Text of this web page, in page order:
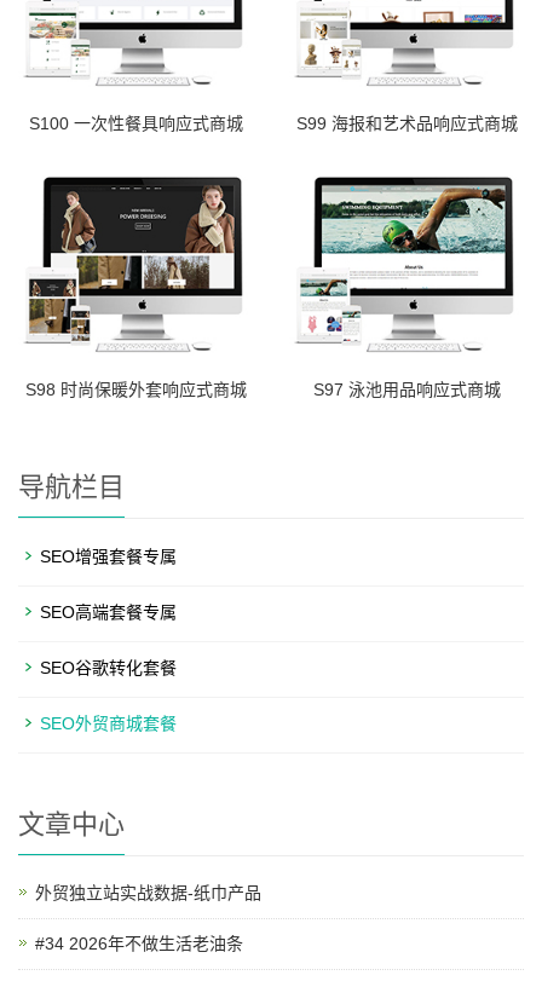
S100 一次性餐具响应式商城 S99 海报和艺术品响应式商城
S98 时尚保暖外套响应式商城 S97 泳池用品响应式商城
导航栏目
SEO增强套餐专属
SEO高端套餐专属
SEO谷歌转化套餐
SEO外贸商城套餐
文章中心
外贸独立站实战数据-纸巾产品
#34 2026年不做生活老油条